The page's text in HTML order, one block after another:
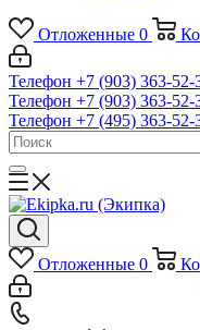
Отложенные 0
Телефон +7 (903) 363-52-
Телефон +7 (903) 363-52-
Телефон +7 (495) 363-52-
Отложенные 0